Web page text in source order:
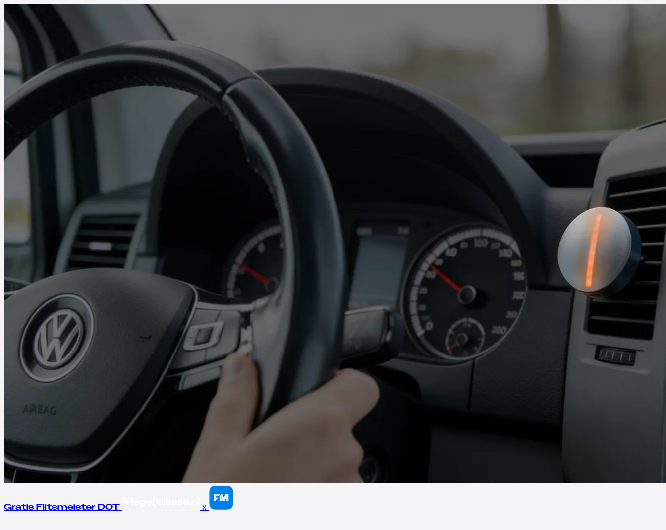
Gratis Flitsmeister DOT x